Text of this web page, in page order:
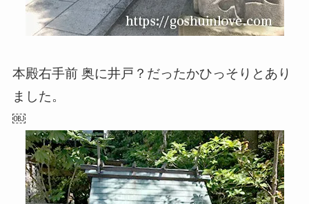
本殿右手前 奥に井戸？だったかひっそりとあり
ました。
￼